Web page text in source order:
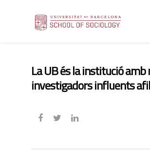
La UB és la institució amb
investigadors influents